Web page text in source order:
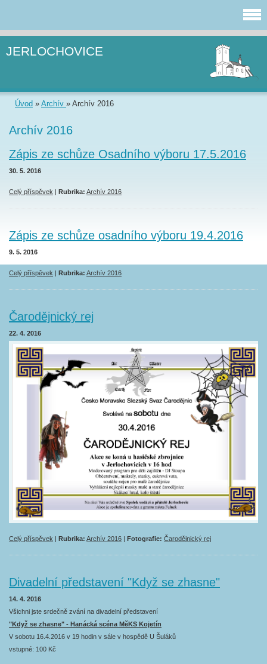
JERLOCHOVICE
Úvod » Archív » Archív 2016
Archív 2016
Zápis ze schůze Osadního výboru 17.5.2016
30. 5. 2016
Celý příspěvek | Rubrika: Archív 2016
Zápis ze schůze osadního výboru 19.4.2016
9. 5. 2016
Celý příspěvek | Rubrika: Archív 2016
Čarodějnický rej
22. 4. 2016
Celý příspěvek | Rubrika: Archív 2016 | Fotografie: Čarodějnický rej
Divadelní představení "Když se zhasne"
14. 4. 2016
Všichni jste srdečně zvání na divadelní představení
"Když se zhasne" - Hanácká scéna MěKS Kojetín
V sobotu 16.4.2016 v 19 hodin v sále v hospědě U Šuláků
vstupné: 100 Kč